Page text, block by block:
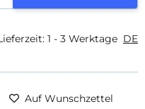
1 - 3 Werktage DE
Auf Wunschzettel